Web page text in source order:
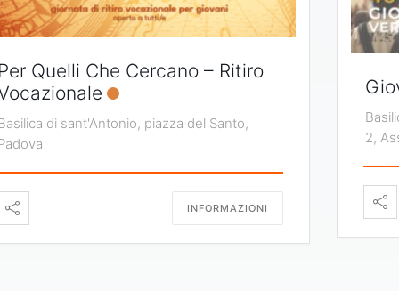
Quelli Che Cercano – Ritiro
di sant'Antonio, piazza del Santo,
INFORMAZIONI
2,